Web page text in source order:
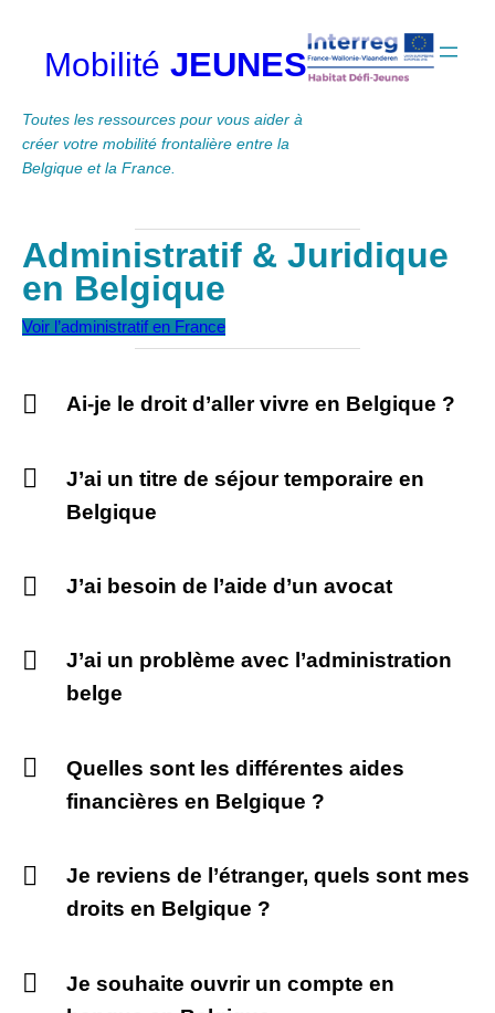
contenuMobilité JEUNES
Toutes les ressources pour vous aider à
créer votre mobilité frontalière entre la
Belgique et la France.
Administratif & Juridique
en Belgique
Voir l’administratif en France
Ai-je le droit d’aller vivre en Belgique ?
J’ai un titre de séjour temporaire en
Belgique
J’ai besoin de l’aide d’un avocat
J’ai un problème avec l’administration
belge
Quelles sont les différentes aides
financières en Belgique ?
Je reviens de l’étranger, quels sont mes
droits en Belgique ?
Je souhaite ouvrir un compte en